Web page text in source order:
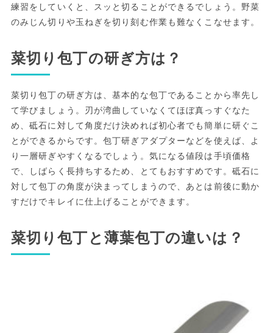
練習をしていくと、スッと切ることができるでしょう。野菜
のみじん切りや玉ねぎを切り刻む作業も難なくこなせます。
菜切り包丁の研ぎ方は？
菜切り包丁の研ぎ方は、基本的な包丁であることから率先し
て学びましょう。刃が湾曲していなくてほぼ真っすぐなた
め、砥石に対して角度だけ決めれば初心者でも簡単に研ぐこ
とができるからです。包丁研ぎアダプターなどを使えば、よ
り一層研ぎやすくなるでしょう。気になる値段は手頃価格
で、しばらく長持ちするため、とてもおすすめです。砥石に
対して包丁の角度が決まってしまうので、あとは前後に動か
すだけでキレイに仕上げることができます。
菜切り包丁と薄葉包丁の違いは？